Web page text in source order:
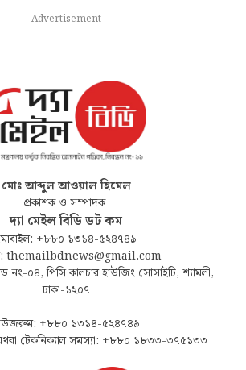
Advertisement
মোঃ আব্দুল আওয়াল হিমেল
প্রকাশক ও সম্পাদক
দ্যা মেইল বিডি ডট কম
+৮৮০ ১৩১৪-৫২৪৭৪৯
themailbdnews@gmail.com
নং-০৪, পিসি কালচার হাউজিং সোসাইটি, শ্যামলী,
ঢাকা-১২০৭
+৮৮০ ১৩১৪-৫২৪৭৪৯
টেকনিক্যাল সমস্যা: +৮৮০ ১৮৩৩-৩৭৫১৩৩